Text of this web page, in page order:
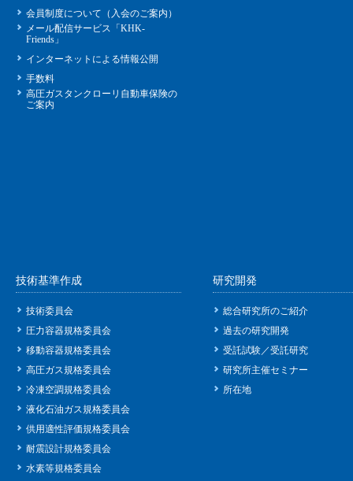
会員制度について（入会のご案内）
メール配信サービス「KHK-
Friends」
インターネットによる情報公開
手数料
高圧ガスタンクローリ自動車保険の
ご案内
技術基準作成
技術委員会
圧力容器規格委員会
移動容器規格委員会
高圧ガス規格委員会
冷凍空調規格委員会
液化石油ガス規格委員会
供用適性評価規格委員会
耐震設計規格委員会
水素等規格委員会
研究開発
総合研究所のご紹介
過去の研究開発
受託試験／受託研究
研究所主催セミナー
所在地